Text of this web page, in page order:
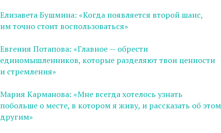
Елизавета Бушмина: «Когда появляется второй шанс,
им точно стоит воспользоваться»
Евгения Потапова: «Главное — обрести
единомышленников, которые разделяют твои ценности
и стремления»
Мария Карманова: «Мне всегда хотелось узнать
побольше о месте, в котором я живу, и рассказать об этом
другим»